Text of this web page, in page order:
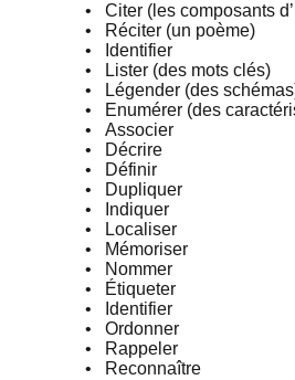
•
Citer (les composants
•
Réciter (un poème)
•
Identifier
•
Lister (des mots clés)
•
Légender (des
•
Enumérer (des
•
Associer
•
Décrire
•
Définir
•
Dupliquer
•
Indiquer
•
Localiser
•
Mémoriser
•
Nommer
•
Étiqueter
•
Identifier
•
Ordonner
•
Rappeler
•
Reconnaître